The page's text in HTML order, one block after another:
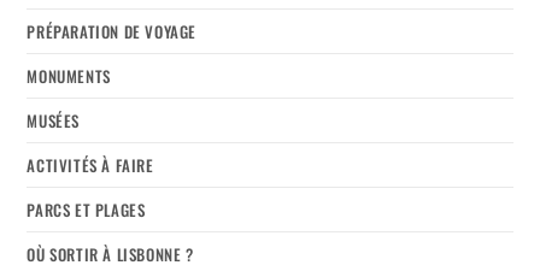
PRÉPARATION DE VOYAGE
MONUMENTS
MUSÉES
ACTIVITÉS À FAIRE
PARCS ET PLAGES
OÙ SORTIR À LISBONNE ?